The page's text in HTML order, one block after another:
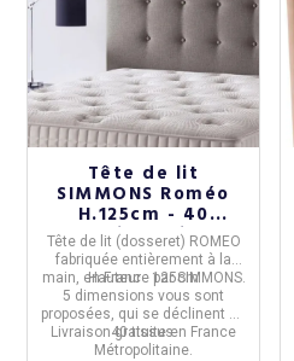
Tête de lit
SIMMONS Roméo
H.125cm - 40
coloris 5 tailles
Tête de lit (dosseret) ROMEO
fabriquée entièrement à la
main, enFrance parSIMMONS.
Hauteur : 125cm
5 dimensions vous sont
proposées, qui se déclinent en
40 tissus.
Livraison gratuite en France
Métropolitaine.